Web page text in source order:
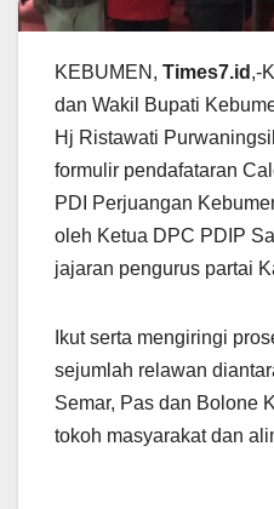
KEBUMEN, Times7.id ,-
dan Wakil Bupati
Hj Ristawati
formulir pendafataran
PDI Perjuangan
oleh Ketua DPC PDIP
jajaran pengurus partai
Ikut serta mengiringi
sejumlah relawan
Semar, Pas dan Bolone
tokoh masyarakat dan